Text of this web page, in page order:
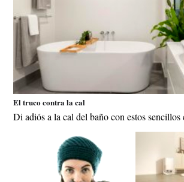
El truco contra la cal
Di adiós a la cal del baño con estos sencillos